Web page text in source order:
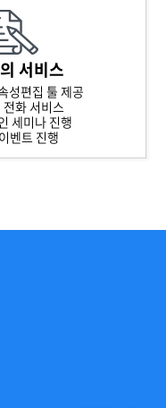
서비스
성편집 툴 제공
화 서비스
세미나 진행
벤트 진행